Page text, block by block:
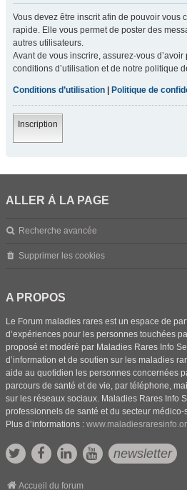
Vous devez être inscrit afin de pouvoir vous
rapide. Elle vous permet de poster des
autres utilisateurs.
Avant de vous inscrire, assurez-vous
conditions d’utilisation et de notre politique
Conditions d’utilisation Politique de
Inscription
ALLER À LA PAGE
Recherche avancée
Supprimer les cookies
A PROPOS
Le Forum maladies rares est un espace de
d’expériences pour les personnes touchées
proposé et modéré par Maladies Rares Info
d’information et de soutien sur les maladies
aide au quotidien les personnes concernées
parcours de santé et de vie, par téléphone,
sur les réseaux sociaux. Maladies Rares Info
professionnels de santé et du secteur médico-
Plus d’informations :
newsletter
Accueil du forum